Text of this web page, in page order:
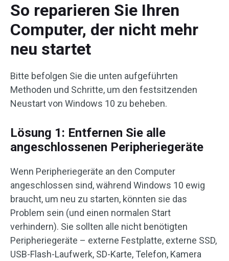
So reparieren Sie Ihren
Computer, der nicht mehr
neu startet
Bitte befolgen Sie die unten aufgeführten
Methoden und Schritte, um den festsitzenden
Neustart von Windows 10 zu beheben.
Lösung 1: Entfernen Sie alle
angeschlossenen Peripheriegeräte
Wenn Peripheriegeräte an den Computer
angeschlossen sind, während Windows 10 ewig
braucht, um neu zu starten, könnten sie das
Problem sein (und einen normalen Start
verhindern). Sie sollten alle nicht benötigten
Peripheriegeräte – externe Festplatte, externe SSD,
USB-Flash-Laufwerk, SD-Karte, Telefon, Kamera